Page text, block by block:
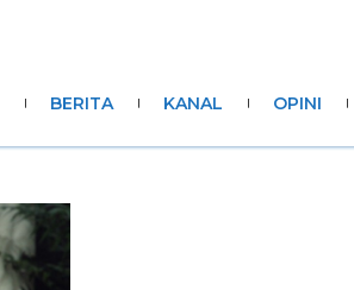
BERITA KANAL OPINI